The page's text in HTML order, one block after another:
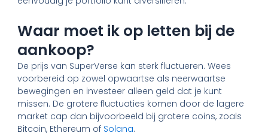
Waar moet ik op letten bij de
aankoop?
De prijs van SuperVerse kan sterk fluctueren. Wees
voorbereid op zowel opwaartse als neerwaartse
bewegingen en investeer alleen geld dat je kunt
missen. De grotere fluctuaties komen door de lagere
market cap dan bijvoorbeeld bij grotere coins, zoals
Bitcoin, Ethereum of Solana.